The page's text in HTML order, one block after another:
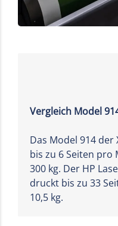
Vergleich Model
Das Model 914
bis zu 6 Seiten
300 kg. Der HP
druckt bis zu 33
10,5 kg.